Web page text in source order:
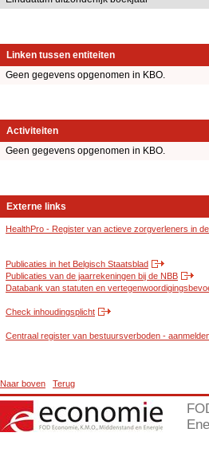
Linken tussen entiteiten
Geen gegevens opgenomen in KBO.
Activiteiten
Geen gegevens opgenomen in KBO.
Externe links
HealthPro - Register van actieve zorgverleners in
Publicaties in het Belgisch Staatsblad
Publicaties van de jaarrekeningen bij de NBB
Databank van statuten en
Check inhoudingsplicht
Centraal register van bestuursverboden -
Naar boven Terug